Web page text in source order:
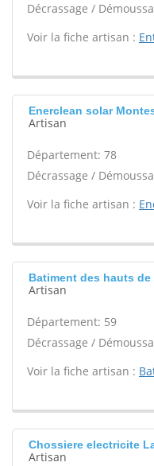
Décrassage /
Voir la fiche artisan :
Enerclean solar
Artisan
Département: 78
Décrassage /
Voir la fiche artisan :
Batiment des hauts
Artisan
Département: 59
Décrassage /
Voir la fiche artisan :
Chossiere electricite
Artisan